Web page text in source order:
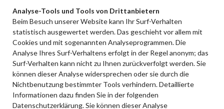
Analyse-Tools und Tools von Drittanbietern
Beim Besuch unserer Website kann Ihr Surf-Verhalten
statistisch ausgewertet werden. Das geschieht vor allem mit
Cookies und mit sogenannten Analyseprogrammen. Die
Analyse Ihres Surf-Verhaltens erfolgt in der Regel anonym; das
Surf-Verhalten kann nicht zu Ihnen zurückverfolgt werden. Sie
können dieser Analyse widersprechen oder sie durch die
Nichtbenutzung bestimmter Tools verhindern. Detaillierte
Informationen dazu finden Sie in der folgenden
Datenschutzerklärung. Sie können dieser Analyse